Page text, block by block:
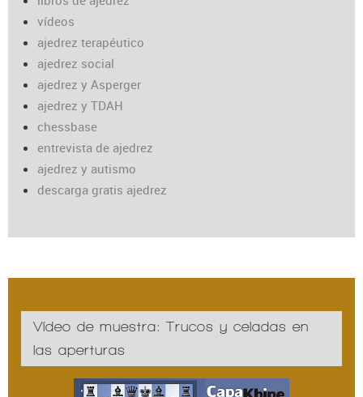
vídeos
ajedrez terapéutico
ajedrez social
ajedrez y Asperger
ajedrez y TDAH
chessbase
entrevista de ajedrez
ajedrez y autismo
descarga gratis ajedrez
Vídeo de muestra: Trucos y celadas en
las aperturas